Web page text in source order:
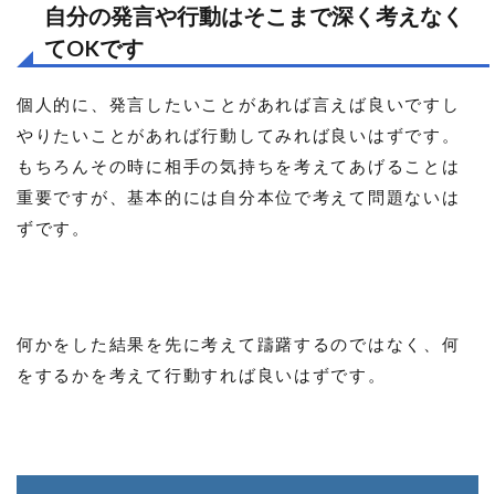
自分の発言や行動はそこまで深く考えなく
てOKです
個人的に、発言したいことがあれば言えば良いですし
やりたいことがあれば行動してみれば良いはずです。
もちろんその時に相手の気持ちを考えてあげることは
重要ですが、基本的には自分本位で考えて問題ないは
ずです。
何かをした結果を先に考えて躊躇するのではなく、何
をするかを考えて行動すれば良いはずです。